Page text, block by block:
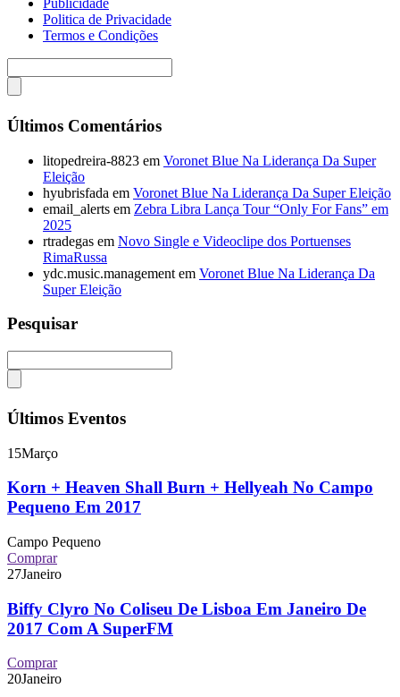
Publicidade
Politica de Privacidade
Termos e Condições
Últimos Comentários
litopedreira-8823 em Voronet Blue Na Liderança Da Super
Eleição
hyubrisfada em Voronet Blue Na Liderança Da Super Eleição
email_alerts em Zebra Libra Lança Tour “Only For Fans” em
2025
rtradegas em Novo Single e Videoclipe dos Portuenses
RimaRussa
ydc.music.management em Voronet Blue Na Liderança Da
Super Eleição
Pesquisar
Últimos Eventos
15Março
Korn + Heaven Shall Burn + Hellyeah No Campo
Pequeno Em 2017
Campo Pequeno
Comprar
27Janeiro
Biffy Clyro No Coliseu De Lisboa Em Janeiro De
2017 Com A SuperFM
Comprar
20Janeiro